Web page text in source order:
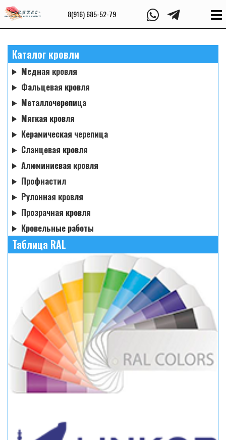
8(916) 685-52-79
Каталог кровли
Медная кровля
Фальцевая кровля
Металлочерепица
Мягкая кровля
Керамическая черепица
Сланцевая кровля
Алюминиевая кровля
Профнастил
Рулонная кровля
Прозрачная кровля
Кровельные работы
Таблица RAL